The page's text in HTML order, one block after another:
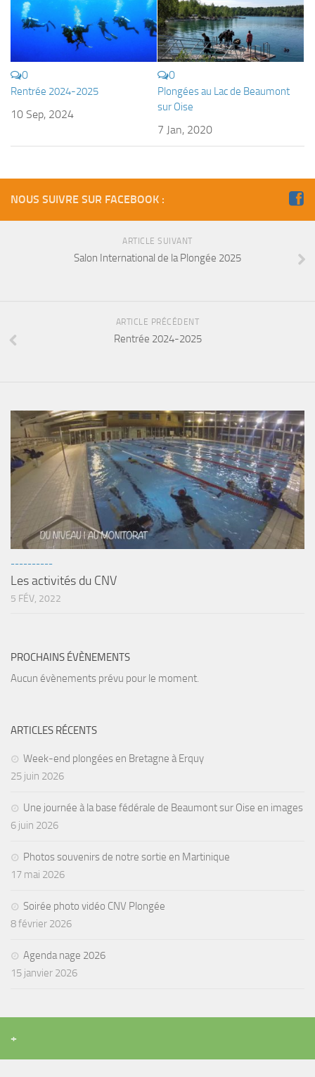
AUDIOVISUEL
Photo
Résultats Compétitions
MATERIEL
0
Rentrée 2024-2025
10 Sep, 2024
0
Plongées au Lac de Beaumont
sur Oise
7 Jan, 2020
NOUS SUIVRE SUR FACEBOOK :
ARTICLE SUIVANT
Salon International de la Plongée 2025
ARTICLE PRÉCÉDENT
Rentrée 2024-2025
----------
Les activités du CNV
5 FÉV, 2022
PROCHAINS ÉVÈNEMENTS
Aucun évènements prévu pour le moment.
ARTICLES RÉCENTS
Week-end plongées en Bretagne à Erquy
25 juin 2026
Une journée à la base fédérale de Beaumont sur Oise en images
6 juin 2026
Photos souvenirs de notre sortie en Martinique
17 mai 2026
Soirée photo vidéo CNV Plongée
8 février 2026
Agenda nage 2026
15 janvier 2026
+